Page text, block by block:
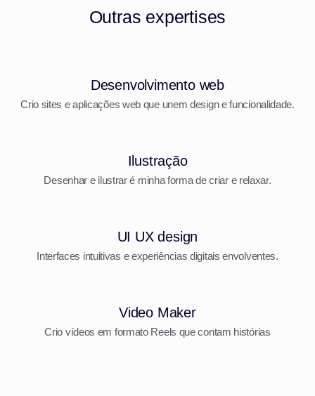
Outras expertises
Desenvolvimento web
Crio sites e aplicações web que unem design e funcionalidade.
Ilustração
Desenhar e ilustrar é minha forma de criar e relaxar.
UI UX design
Interfaces intuitivas e experiências digitais envolventes.
Video Maker
Crio vídeos em formato Reels que contam histórias